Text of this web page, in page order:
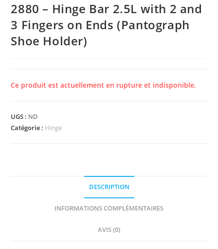
2880 – Hinge Bar 2.5L with 2 and
3 Fingers on Ends (Pantograph
Shoe Holder)
Ce produit est actuellement en rupture et indisponible.
UGS : ND
Catégorie : Hinge
DESCRIPTION
INFORMATIONS COMPLÉMENTAIRES
AVIS (0)